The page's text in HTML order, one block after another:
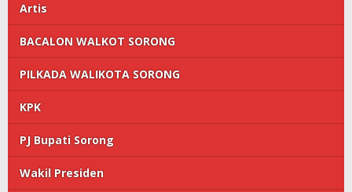
Artis
BACALON WALKOT SORONG
PILKADA WALIKOTA SORONG
KPK
PJ Bupati Sorong
Wakil Presiden